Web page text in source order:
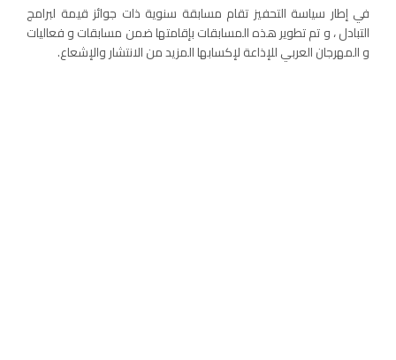
في إطار سياسة التحفيز تقام مسابقة سنوية ذات جوائز قيمة لبرامج
التبادل ، و تم تطوير هذه المسابقات بإقامتها ضمن مسابقات و فعاليات
و المهرجان العربي للإذاعة لإكسابها المزيد من الانتشار والإشعاع.